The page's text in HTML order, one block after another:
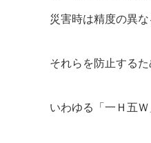
災害時は精度の異
それらを防止する
いわゆる「一Ｈ五